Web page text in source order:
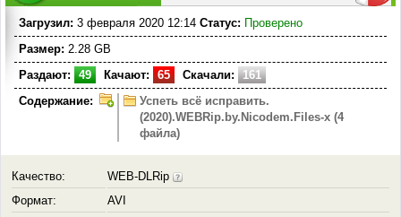
Загрузил: 3 февраля 2020 12:14 Статус: Проверено
Размер: 2.28 GB
Раздают:
49 Качают: 65 Скачали:
161
Содержание:
Успеть всё исправить.
(2020).WEBRip.by.Nicodem.Files-x (4
файла)
Качество:
WEB-DLRip
Формат:
AVI